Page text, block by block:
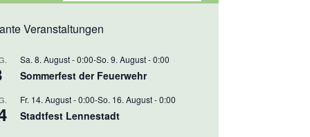
Veranstaltungen
Sa. 8. August - 0:00-So. 9. August - 0:00
Sommerfest der Feuerwehr
Fr. 14. August - 0:00-So. 16. August - 0:00
Stadtfest Lennestadt